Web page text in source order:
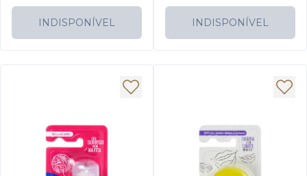
INDISPONÍVEL INDISPONÍVEL